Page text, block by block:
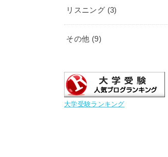
リスニング (3)
その他 (9)
大学受験ランキング